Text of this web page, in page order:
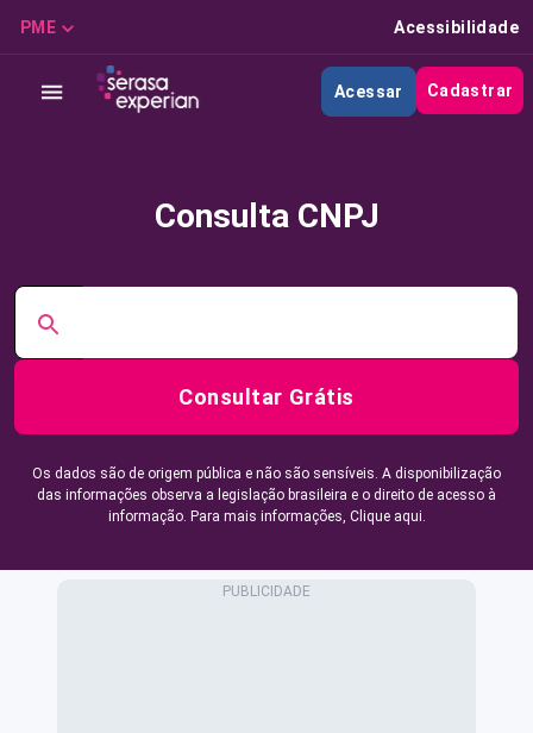
PME Acessibilidade
Acessar Cadastrar
Consulta CNPJ
Consultar Grátis
Os dados são de origem pública e não são sensíveis. A disponibilização
das informações observa a legislação brasileira e o direito de acesso à
informação. Para mais informações, Clique aqui.